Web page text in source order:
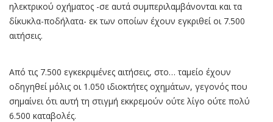
ηλεκτρικού οχήματος -σε αυτά συμπεριλαμβάνονται και τα
δίκυκλα-ποδήλατα- εκ των οποίων έχουν εγκριθεί οι 7.500
αιτήσεις.
Από τις 7.500 εγκεκριμένες αιτήσεις, στο… ταμείο έχουν
οδηγηθεί μόλις οι 1.050 ιδιοκτήτες οχημάτων, γεγονός που
σημαίνει ότι αυτή τη στιγμή εκκρεμούν ούτε λίγο ούτε πολύ
6.500 καταβολές.